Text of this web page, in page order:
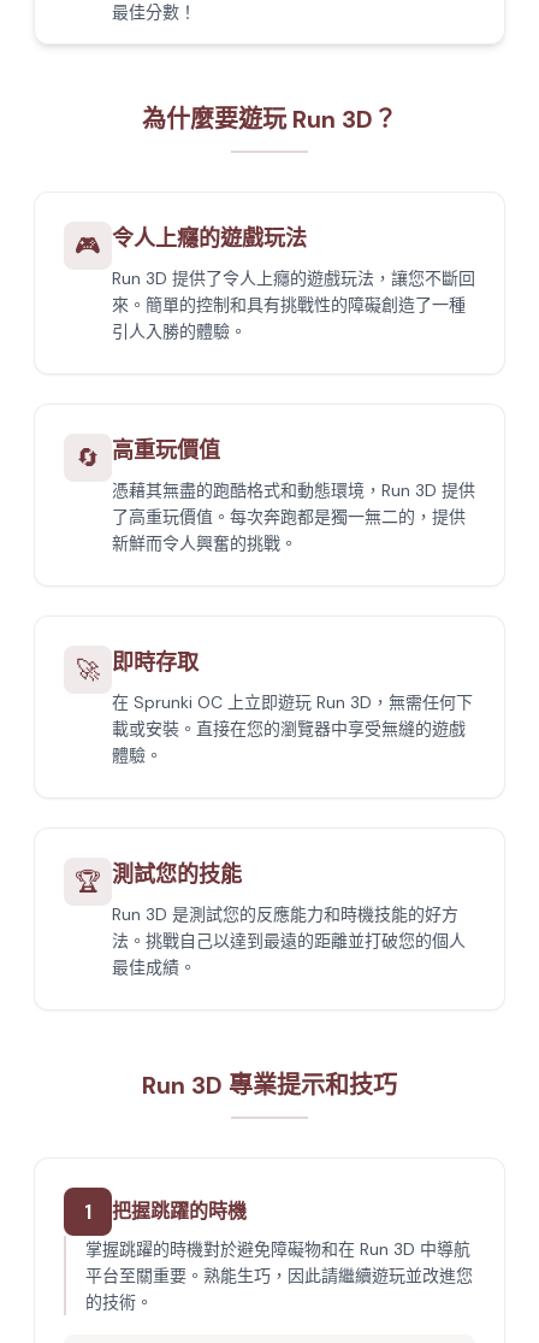
最佳分數！
為什麼要遊玩 Run 3D？
🎮 令人上癮的遊戲玩法
Run 3D 提供了令人上癮的遊戲玩法，讓您不斷回
來。簡單的控制和具有挑戰性的障礙創造了一種
引人入勝的體驗。
🔄 高重玩價值
憑藉其無盡的跑酷格式和動態環境，Run 3D 提供
了高重玩價值。每次奔跑都是獨一無二的，提供
新鮮而令人興奮的挑戰。
🚀 即時存取
在 Sprunki OC 上立即遊玩 Run 3D，無需任何下
載或安裝。直接在您的瀏覽器中享受無縫的遊戲
體驗。
🏆 測試您的技能
Run 3D 是測試您的反應能力和時機技能的好方
法。挑戰自己以達到最遠的距離並打破您的個人
最佳成績。
Run 3D 專業提示和技巧
1 把握跳躍的時機
掌握跳躍的時機對於避免障礙物和在 Run 3D 中導航
平台至關重要。熟能生巧，因此請繼續遊玩並改進您
的技術。